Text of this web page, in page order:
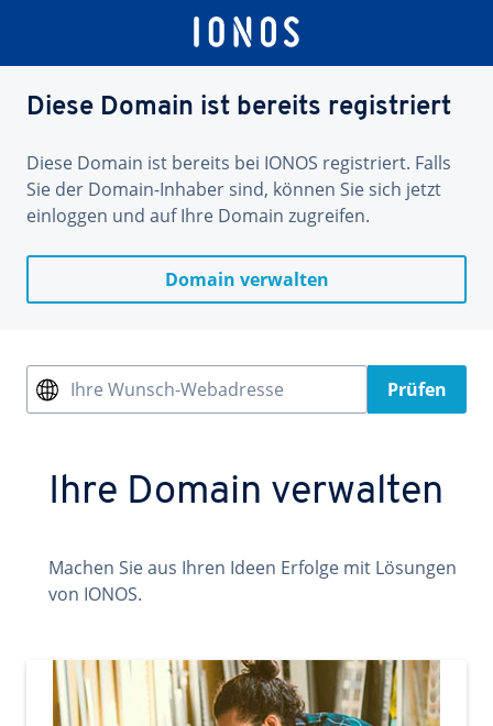
Diese Domain ist bereits registriert
Diese Domain ist bereits bei IONOS registriert. Falls
Sie der Domain-Inhaber sind, können Sie sich jetzt
einloggen und auf Ihre Domain zugreifen.
Domain verwalten
Ihre Wunsch-Webadresse Prüfen
Ihre Domain verwalten
Machen Sie aus Ihren Ideen Erfolge mit Lösungen
von IONOS.